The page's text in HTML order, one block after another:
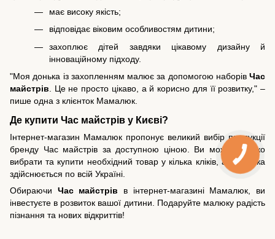
має високу якість;
відповідає віковим особливостям дитини;
захоплює дітей завдяки цікавому дизайну й
інноваційному підходу.
"Моя донька із захопленням малює за допомогою наборів Час
майстрів. Це не просто цікаво, а й корисно для її розвитку," –
пише одна з клієнток Мамалюк.
Де купити Час майстрів у Києві?
Інтернет-магазин Мамалюк пропонує великий вибір продукції
бренду Час майстрів за доступною ціною. Ви можете легко
вибрати та купити необхідний товар у кілька кліків, а доставка
здійснюється по всій Україні.
Обираючи Час майстрів в інтернет-магазині Мамалюк, ви
інвестуєте в розвиток вашої дитини. Подаруйте малюку радість
пізнання та нових відкриттів!